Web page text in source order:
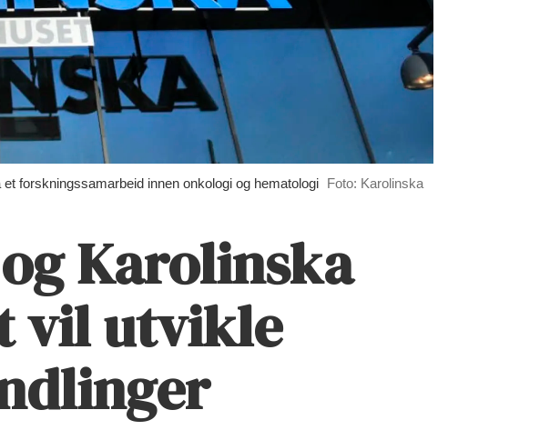
forskningssamarbeid innen onkologi og hematologi Foto: Karolinska
Karolinska
vil utvikle